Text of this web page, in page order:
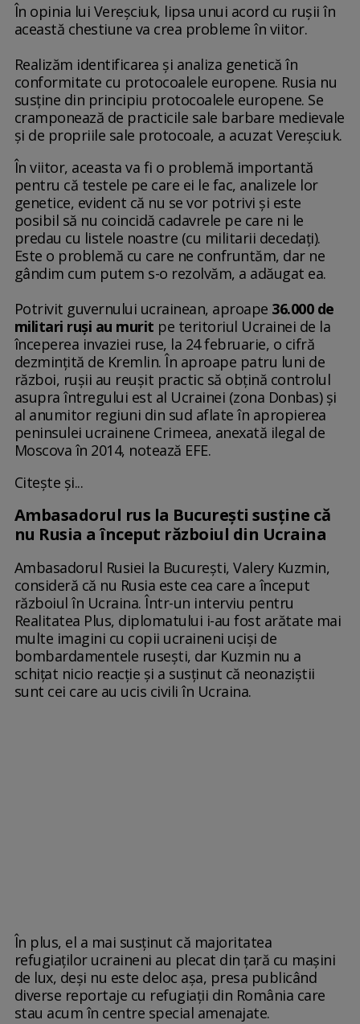
În opinia lui Vereşciuk, lipsa unui acord cu ruşii în
această chestiune va crea probleme în viitor.
Realizăm identificarea şi analiza genetică în
conformitate cu protocoalele europene. Rusia nu
susţine din principiu protocoalele europene. Se
cramponează de practicile sale barbare medievale
şi de propriile sale protocoale, a acuzat Vereşciuk.
În viitor, aceasta va fi o problemă importantă
pentru că testele pe care ei le fac, analizele lor
genetice, evident că nu se vor potrivi şi este
posibil să nu coincidă cadavrele pe care ni le
predau cu listele noastre (cu militarii decedaţi).
Este o problemă cu care ne confruntăm, dar ne
gândim cum putem s-o rezolvăm, a adăugat ea.
Potrivit guvernului ucrainean, aproape 36.000 de
militari ruşi au murit pe teritoriul Ucrainei de la
începerea invaziei ruse, la 24 februarie, o cifră
dezminţită de Kremlin. În aproape patru luni de
război, ruşii au reuşit practic să obţină controlul
asupra întregului est al Ucrainei (zona Donbas) şi
al anumitor regiuni din sud aflate în apropierea
peninsulei ucrainene Crimeea, anexată ilegal de
Moscova în 2014, notează EFE.
Citește și...
Ambasadorul rus la București susține că
nu Rusia a început războiul din Ucraina
Ambasadorul Rusiei la București, Valery Kuzmin,
consideră că nu Rusia este cea care a început
războiul în Ucraina. Într-un interviu pentru
Realitatea Plus, diplomatului i-au fost arătate mai
multe imagini cu copii ucraineni uciși de
bombardamentele rusești, dar Kuzmin nu a
schițat nicio reacție și a susținut că neonaziștii
sunt cei care au ucis civili în Ucraina.
În plus, el a mai susținut că majoritatea
refugiaților ucraineni au plecat din țară cu mașini
de lux, deși nu este deloc așa, presa publicând
diverse reportaje cu refugiații din România care
stau acum în centre special amenajate.